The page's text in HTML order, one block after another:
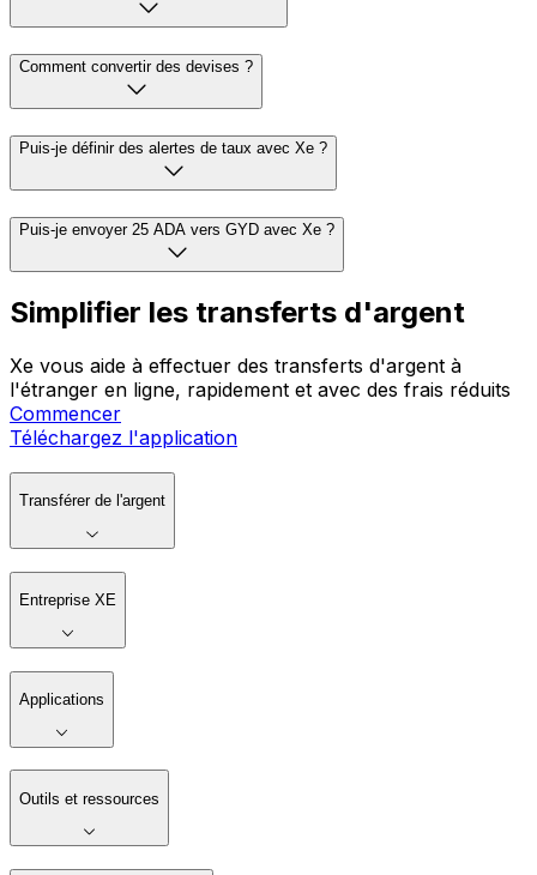
Comment convertir des devises ?
Puis-je définir des alertes de taux avec Xe ?
Puis-je envoyer 25 ADA vers GYD avec Xe ?
Simplifier les transferts d'argent
Xe vous aide à effectuer des transferts d'argent à
l'étranger en ligne, rapidement et avec des frais réduits
Commencer
Téléchargez l'application
Transférer de l'argent
Entreprise XE
Applications
Outils et ressources